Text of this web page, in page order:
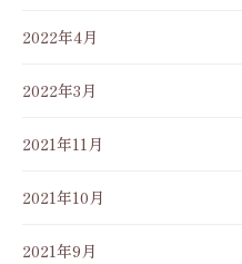
2022年4月
2022年3月
2021年11月
2021年10月
2021年9月